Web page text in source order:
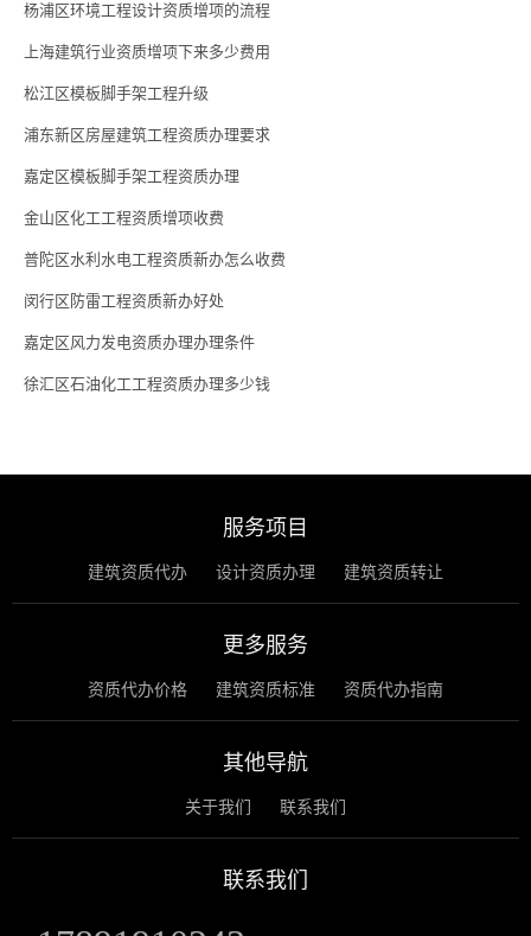
杨浦区环境工程设计资质增项的流程
上海建筑行业资质增项下来多少费用
松江区模板脚手架工程升级
浦东新区房屋建筑工程资质办理要求
嘉定区模板脚手架工程资质办理
金山区化工工程资质增项收费
普陀区水利水电工程资质新办怎么收费
闵行区防雷工程资质新办好处
嘉定区风力发电资质办理办理条件
徐汇区石油化工工程资质办理多少钱
服务项目
建筑资质代办 设计资质办理 建筑资质转让
更多服务
资质代办价格 建筑资质标准 资质代办指南
其他导航
关于我们 联系我们
联系我们